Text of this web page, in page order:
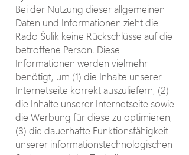
Bei der Nutzung dieser allgemeinen
Daten und Informationen zieht die
Rado Šulik keine Rückschlüsse auf die
betroffene Person. Diese
Informationen werden vielmehr
benötigt, um (1) die Inhalte unserer
Internetseite korrekt auszuliefern, (2)
die Inhalte unserer Internetseite sowie
die Werbung für diese zu optimieren,
(3) die dauerhafte Funktionsfähigkeit
unserer informationstechnologischen